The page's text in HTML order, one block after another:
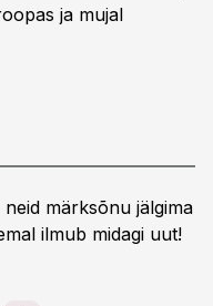
ja mujal
neid märksõnu jälgima
ilmub midagi uut!